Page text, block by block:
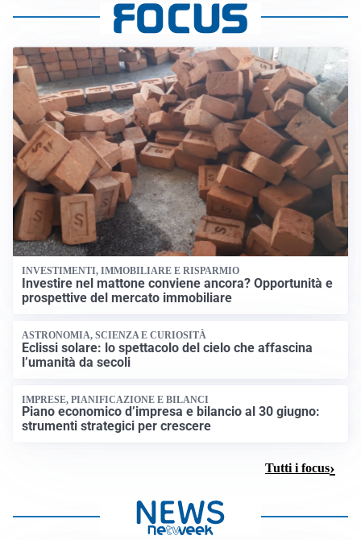
INVESTIMENTI, IMMOBILIARE E RISPARMIO
Investire nel mattone conviene ancora? Opportunità e
prospettive del mercato immobiliare
ASTRONOMIA, SCIENZA E CURIOSITÀ
Eclissi solare: lo spettacolo del cielo che affascina
l’umanità da secoli
IMPRESE, PIANIFICAZIONE E BILANCI
Piano economico d’impresa e bilancio al 30 giugno:
strumenti strategici per crescere
Tutti i focus